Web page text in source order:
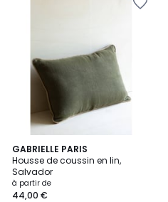
GABRIELLE PARIS
Housse de coussin en lin,
Salvador
à partir de
44,00 €
3
Couleurs